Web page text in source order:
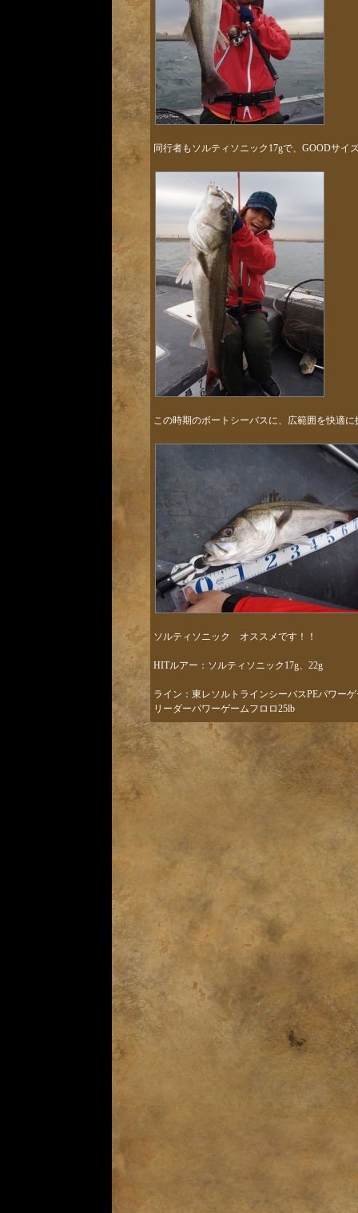
同行者もソルティソニック17gで、GOODサ
この時期のボートシーバスに、広範囲を快適
ソルティソニック オススメです！！
HITルアー：ソルティソニック17g、22g
ライン：東レソルトラインシーバスPEパワー
リーダーパワーゲームフロロ25lb